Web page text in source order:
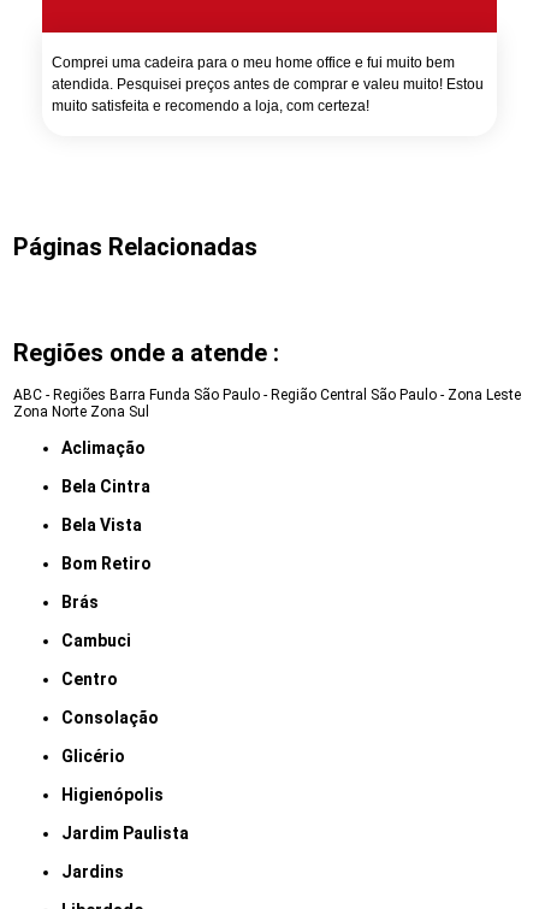
Comprei uma cadeira para o meu home office e fui muito bem
atendida. Pesquisei preços antes de comprar e valeu muito! Estou
muito satisfeita e recomendo a loja, com certeza!
Páginas Relacionadas
Regiões onde a atende :
ABC - Regiões Barra Funda São Paulo - Região Central São Paulo - Zona Leste
Zona Norte Zona Sul
Aclimação
Bela Cintra
Bela Vista
Bom Retiro
Brás
Cambuci
Centro
Consolação
Glicério
Higienópolis
Jardim Paulista
Jardins